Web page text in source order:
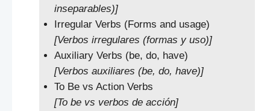
inseparables)]
Irregular Verbs (Forms and usage)
[Verbos irregulares (formas y uso)]
Auxiliary Verbs (be, do, have)
[Verbos auxiliares (be, do, have)]
To Be vs Action Verbs
[To be vs verbos de acción]